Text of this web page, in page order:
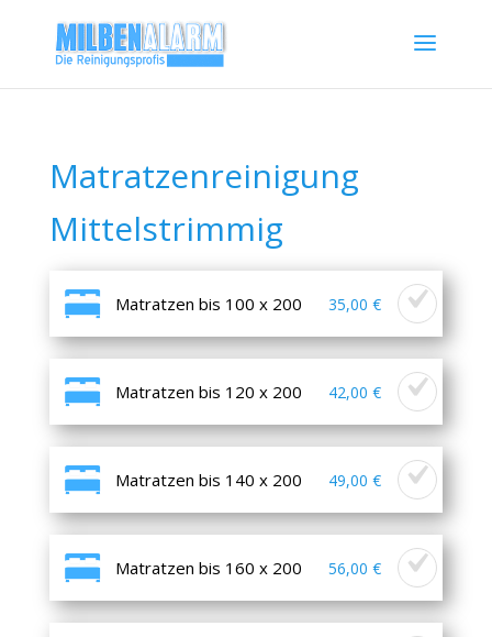
Matratzenreinigung
Mittelstrimmig
Matratzen bis 100 x 200 35,00 €
Matratzen bis 120 x 200 42,00 €
Matratzen bis 140 x 200 49,00 €
Matratzen bis 160 x 200 56,00 €